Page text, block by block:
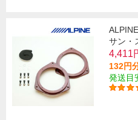
サン・
4,411
132円
発送目